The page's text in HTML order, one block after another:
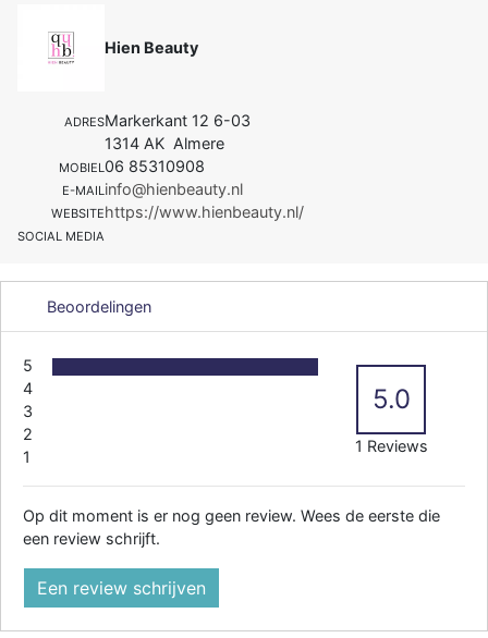
Hien Beauty
ADRESMarkerkant 12 6-03
1314 AK Almere
MOBIEL06 85310908
E-MAILinfo@hienbeauty.nl
WEBSITEhttps://www.hienbeauty.nl/
SOCIAL MEDIA
Beoordelingen
5
4
3
2
1
5.0
1 Reviews
Op dit moment is er nog geen review. Wees de eerste die
een review schrijft.
Een review schrijven